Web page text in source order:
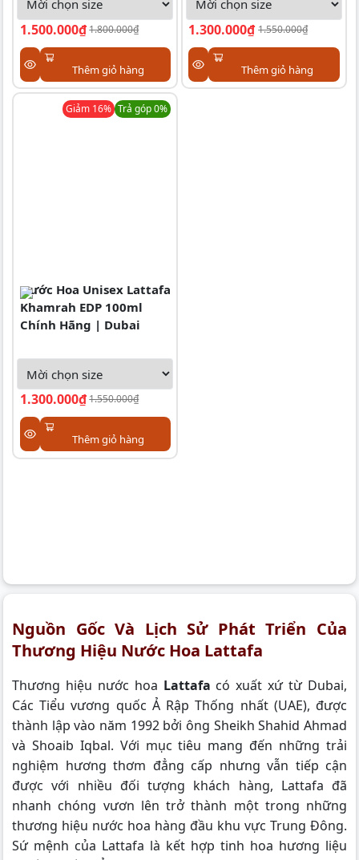
1.500.000₫ 1.800.000₫
Thêm giỏ hàng
1.300.000₫ 1.550.000₫
Thêm giỏ hàng
Giảm 16% Trả góp 0%
Nước Hoa Unisex Lattafa
Khamrah EDP 100ml
Chính Hãng | Dubai
1.300.000₫ 1.550.000₫
Thêm giỏ hàng
Nguồn Gốc Và Lịch Sử Phát Triển Của
Thương Hiệu Nước Hoa Lattafa
Thương hiệu nước hoa Lattafa có xuất xứ từ Dubai,
Các Tiểu vương quốc Ả Rập Thống nhất (UAE), được
thành lập vào năm 1992 bởi ông Sheikh Shahid Ahmad
và Shoaib Iqbal. Với mục tiêu mang đến những trải
nghiệm hương thơm đẳng cấp nhưng vẫn tiếp cận
được với nhiều đối tượng khách hàng, Lattafa đã
nhanh chóng vươn lên trở thành một trong những
thương hiệu nước hoa hàng đầu khu vực Trung Đông.
Sứ mệnh của Lattafa là kết hợp tinh hoa hương liệu